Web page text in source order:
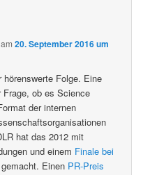
am20. September 2016 um
Folge. Eine
ob es Science
der internen
hat das 2012 mit
und einem Finale bei
gemacht. Einen PR-Preis